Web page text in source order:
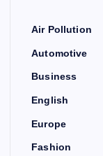
Air Pollution
Automotive
Business
English
Europe
Fashion